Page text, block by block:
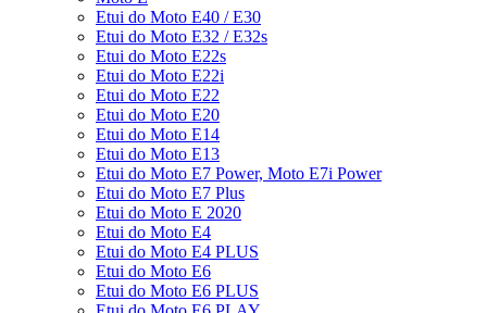
Etui do Moto E40 / E30
Etui do Moto E32 / E32s
Etui do Moto E22s
Etui do Moto E22i
Etui do Moto E22
Etui do Moto E20
Etui do Moto E14
Etui do Moto E13
Etui do Moto E7 Power, Moto E7i Power
Etui do Moto E7 Plus
Etui do Moto E 2020
Etui do Moto E4
Etui do Moto E4 PLUS
Etui do Moto E6
Etui do Moto E6 PLUS